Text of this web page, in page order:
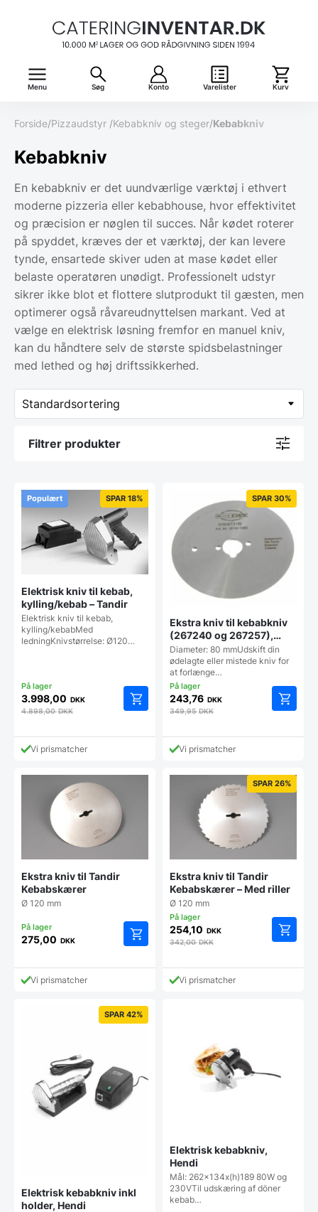
Menu Søg Konto Varelister Kurv
Forside/Pizzaudstyr /Kebabkniv og steger/Kebabkniv
Kebabkniv
En kebabkniv er det uundværlige værktøj i ethvert
moderne pizzeria eller kebabhouse, hvor effektivitet
og præcision er nøglen til succes. Når kødet roterer
på spyddet, kræves der et værktøj, der kan levere
tynde, ensartede skiver uden at mase kødet eller
belaste operatøren unødigt. Professionelt udstyr
sikrer ikke blot et flottere slutprodukt til gæsten, men
optimerer også råvareudnyttelsen markant. Ved at
vælge en elektrisk løsning fremfor en manuel kniv,
kan du håndtere selv de største spidsbelastninger
med lethed og høj driftssikkerhed.
Filtrer produkter
Populært SPAR 18%
Elektrisk kniv til kebab,
kylling/kebab – Tandir
Elektrisk kniv til kebab,
kylling/kebabMed
ledningKnivstørrelse: Ø120…
3.998,00 DKK
4.898,00DKK
Vi prismatcher
SPAR 30%
Ekstra kniv til kebabkniv
(267240 og 267257),
Hendi
Diameter: 80 mmUdskift din
ødelagte eller mistede kniv for
at forlænge…
243,76 DKK
349,95DKK
Vi prismatcher
Ekstra kniv til Tandir
Kebabskærer
Ø 120 mm
275,00 DKK
Vi prismatcher
SPAR 26%
Ekstra kniv til Tandir
Kebabskærer – Med riller
Ø 120 mm
254,10 DKK
342,00DKK
Vi prismatcher
SPAR 42%
Elektrisk kebabkniv inkl
holder, Hendi
Elektrisk kebabkniv,
Hendi
Mål: 262x134x(h)189 80W og
230VTil udskæring af döner
kebab…